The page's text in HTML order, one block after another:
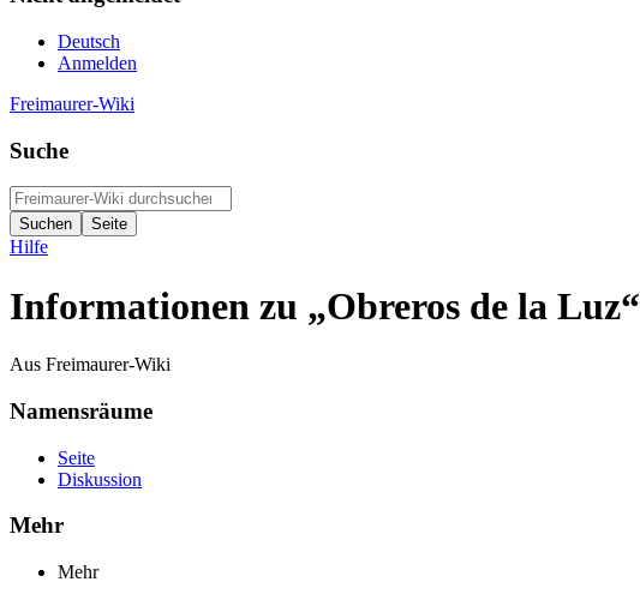
Deutsch
Anmelden
Freimaurer-Wiki
Suche
Hilfe
Informationen zu „Obreros de la Luz“
Aus Freimaurer-Wiki
Namensräume
Seite
Diskussion
Mehr
Mehr